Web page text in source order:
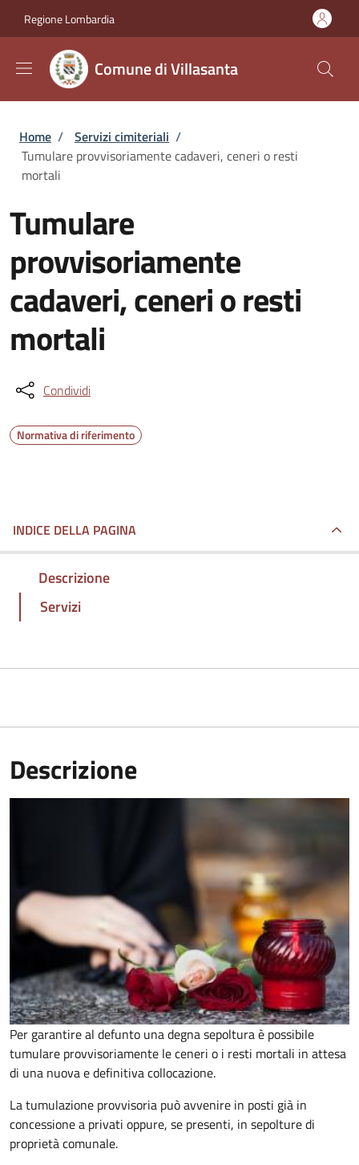
Regione Lombardia
Comune di Villasanta
Briciole di pane
Home / Servizi cimiteriali /
Tumulare provvisoriamente cadaveri, ceneri o resti
mortali
Tumulare
provvisoriamente
cadaveri, ceneri o resti
mortali
Condividi
Normativa di riferimento
INDICE DELLA PAGINA
Descrizione
Servizi
Descrizione
Per garantire al defunto una degna sepoltura è possibile
tumulare provvisoriamente le ceneri o i resti mortali in attesa
di una nuova e definitiva collocazione.
La tumulazione provvisoria può avvenire in posti già in
concessione a privati oppure, se presenti, in sepolture di
proprietà comunale.